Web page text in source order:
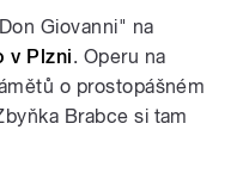
Giovanni" na
v Plzni. Operu na
o prostopášném
Brabce si tam